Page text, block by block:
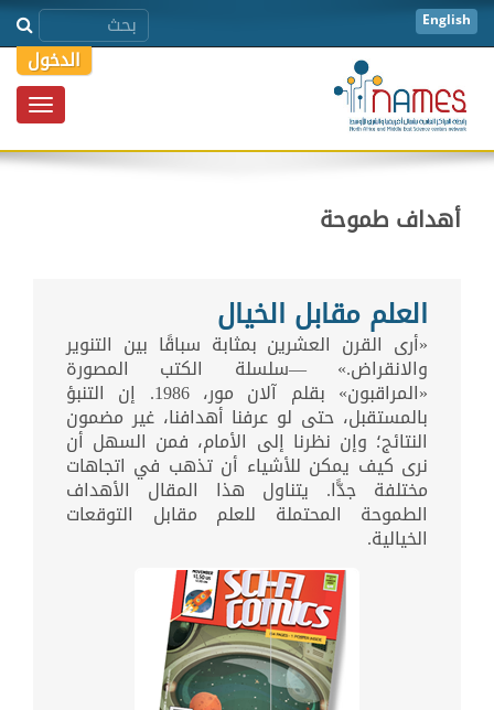
English
Toggle
الدخول
أهداف طموحة
العلم مقابل الخيال
«أرى القرن العشرين بمثابة سباقًا بين التنوير
والانقراض.» —سلسلة الكتب المصورة
«المراقبون» بقلم آلان مور، 1986. إن التنبؤ
بالمستقبل، حتى لو عرفنا أهدافنا، غير مضمون
النتائج؛ وإن نظرنا إلى الأمام، فمن السهل أن
نرى كيف يمكن للأشياء أن تذهب في اتجاهات
مختلفة جدًّا. يتناول هذا المقال الأهداف
الطموحة المحتملة للعلم مقابل التوقعات
الخيالية.